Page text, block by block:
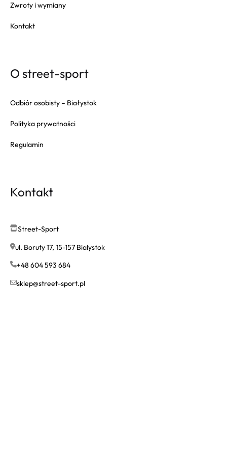
Zwroty i wymiany
Kontakt
O street-sport
Odbiór osobisty – Białystok
Polityka prywatności
Regulamin
Kontakt
Street-Sport
ul. Boruty 17, 15-157 Bialystok
+48 604 593 684
sklep@street-sport.pl